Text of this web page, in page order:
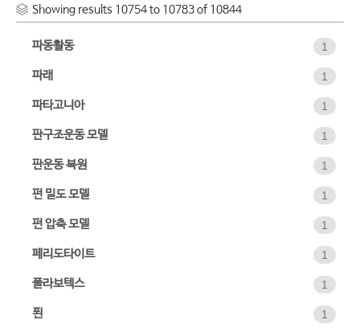
Showing results 10754 to 10783 of 10844
파동활동 1
파래 1
파타고니아 1
판구조운동 모델 1
판운동 복원 1
펀 밀도 모델 1
펀 압축 모델 1
페리도타이트 1
폴라보텍스 1
푄 1